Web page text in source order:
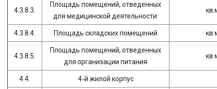
4.3.8.3.
Площадь помещений, отведенных
для медицинской деятельности
4.3.8.4. Площадь складских помещений
4.3.8.5.
Площадь помещений, отведенных
для организации питания
4.4. 4-й жилой корпус